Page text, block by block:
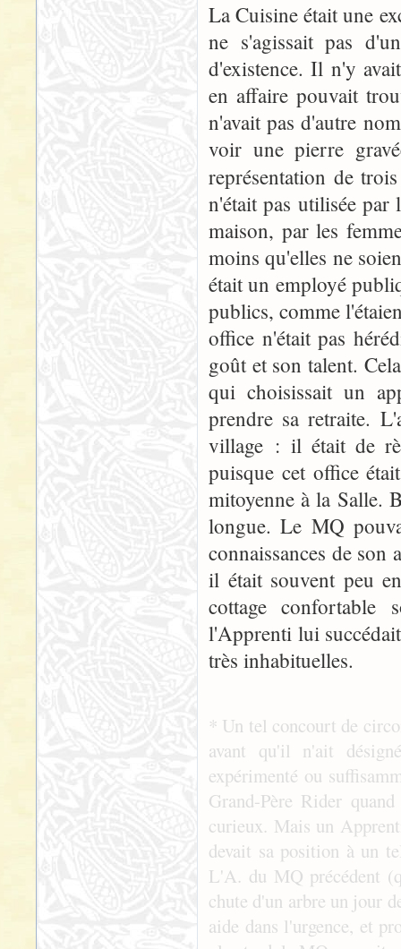
La Cuisine était une
ne s'agissait pas
d'existence. Il n'y
en affaire pouvait
n'avait pas d'autre
voir une pierre
représentation de
n'était pas utilisée
maison, par les
moins qu'elles ne
était un employé
publics, comme
office n'était pas
goût et son talent.
qui choisissait un
prendre sa retraite.
village : il était de
puisque cet office
mitoyenne à la Salle.
longue. Le MQ
connaissances de
il était souvent peu
cottage confortable
l'Apprenti lui
très inhabituelles.
* Un tel concourt de
avant qu'il n'ait
expérimenté ou
Grand-Père Rider
curieux. Mais un
devait sa position à un
L'A. du MQ précédent
chute d'un arbre un jour
aide dans l'urgence, et